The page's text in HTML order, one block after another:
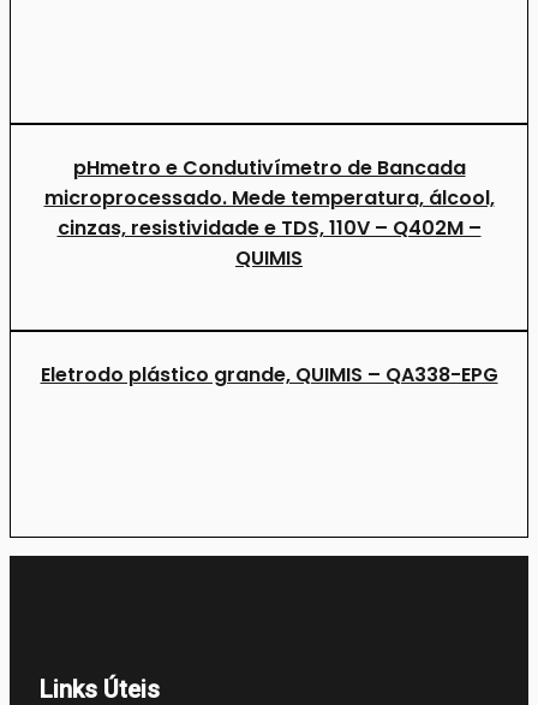
pHmetro e Condutivímetro de Bancada
microprocessado. Mede temperatura, álcool,
cinzas, resistividade e TDS, 110V – Q402M –
QUIMIS
Eletrodo plástico grande, QUIMIS – QA338-EPG
Links Úteis